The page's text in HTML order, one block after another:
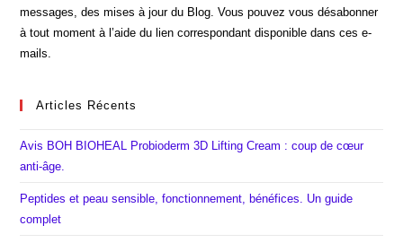
messages, des mises à jour du Blog. Vous pouvez vous désabonner
à tout moment à l’aide du lien correspondant disponible dans ces e-
mails.
Articles Récents
Avis BOH BIOHEAL Probioderm 3D Lifting Cream : coup de cœur
anti-âge.
Peptides et peau sensible, fonctionnement, bénéfices. Un guide
complet